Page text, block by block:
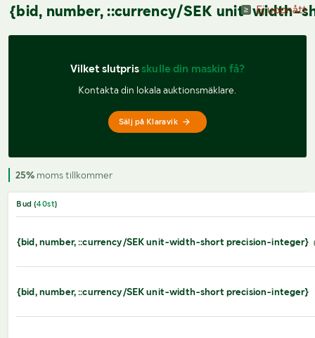
{bid, number, ::currency/SEK unit-width-
Ej uppnått
Vilket slutpris skulle din maskin få?
Kontakta din lokala auktionsmäklare.
Sälj på Klaravik
25% moms tillkommer
Bud (40st)
{bid, number, ::currency/SEK unit-width-short precision-integer}
{bid, number, ::currency/SEK unit-width-short precision-integer}